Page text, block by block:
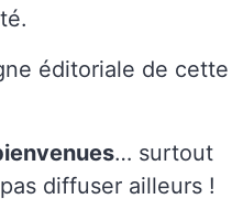
éditoriale de cette
… surtout
diffuser ailleurs !